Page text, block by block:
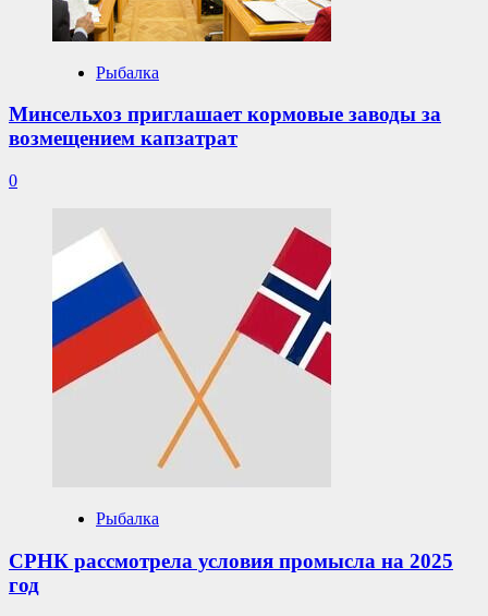
Рыбалка
Минсельхоз приглашает кормовые заводы за
возмещением капзатрат
0
Рыбалка
СРНК рассмотрела условия промысла на 2025
год